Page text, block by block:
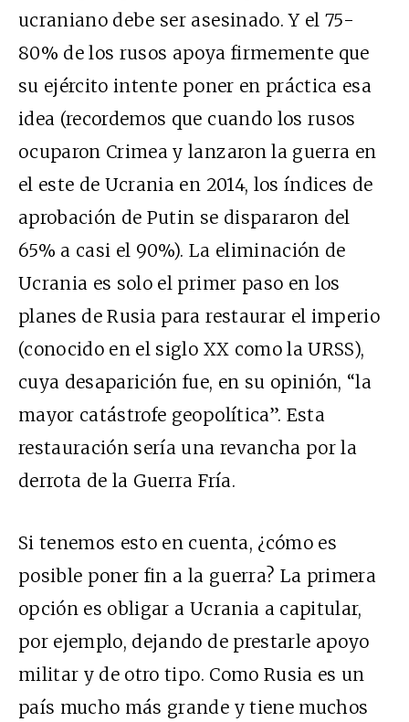
ucraniano debe ser asesinado. Y el 75-
80% de los rusos apoya firmemente que
su ejército intente poner en práctica esa
idea (recordemos que cuando los rusos
ocuparon Crimea y lanzaron la guerra en
el este de Ucrania en 2014, los índices de
aprobación de Putin se dispararon del
65% a casi el 90%). La eliminación de
Ucrania es solo el primer paso en los
planes de Rusia para restaurar el imperio
(conocido en el siglo XX como la URSS),
cuya desaparición fue, en su opinión, “la
mayor catástrofe geopolítica”. Esta
restauración sería una revancha por la
derrota de la Guerra Fría.
Si tenemos esto en cuenta, ¿cómo es
posible poner fin a la guerra? La primera
opción es obligar a Ucrania a capitular,
por ejemplo, dejando de prestarle apoyo
militar y de otro tipo. Como Rusia es un
país mucho más grande y tiene muchos